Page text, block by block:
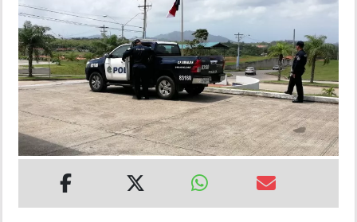
DEPORTES
MUNDO
INSÓLITAS
MULTIMEDIA
IMPRESO